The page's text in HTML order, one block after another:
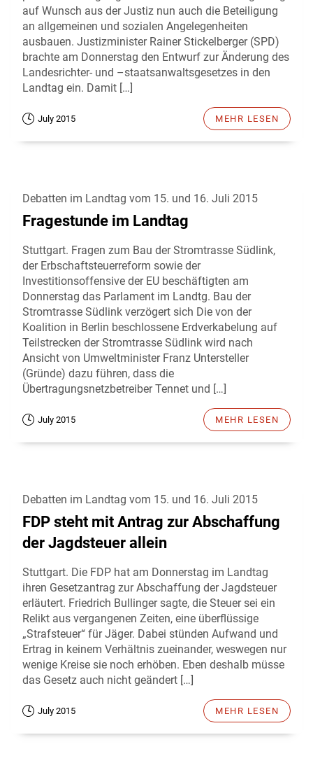
auf Wunsch aus der Justiz nun auch die Beteiligung
an allgemeinen und sozialen Angelegenheiten
ausbauen. Justizminister Rainer Stickelberger (SPD)
brachte am Donnerstag den Entwurf zur Änderung des
Landesrichter- und –staatsanwaltsgesetzes in den
Landtag ein. Damit […]
July 2015 MEHR LESEN
Debatten im Landtag vom 15. und 16. Juli 2015
Fragestunde im Landtag
Stuttgart. Fragen zum Bau der Stromtrasse Südlink,
der Erbschaftsteuerreform sowie der
Investitionsoffensive der EU beschäftigten am
Donnerstag das Parlament im Landtg. Bau der
Stromtrasse Südlink verzögert sich Die von der
Koalition in Berlin beschlossene Erdverkabelung auf
Teilstrecken der Stromtrasse Südlink wird nach
Ansicht von Umweltminister Franz Untersteller
(Gründe) dazu führen, dass die
Übertragungsnetzbetreiber Tennet und […]
July 2015 MEHR LESEN
Debatten im Landtag vom 15. und 16. Juli 2015
FDP steht mit Antrag zur Abschaffung
der Jagdsteuer allein
Stuttgart. Die FDP hat am Donnerstag im Landtag
ihren Gesetzantrag zur Abschaffung der Jagdsteuer
erläutert. Friedrich Bullinger sagte, die Steuer sei ein
Relikt aus vergangenen Zeiten, eine überflüssige
„Strafsteuer“ für Jäger. Dabei stünden Aufwand und
Ertrag in keinem Verhältnis zueinander, weswegen nur
wenige Kreise sie noch erhöben. Eben deshalb müsse
das Gesetz auch nicht geändert […]
July 2015 MEHR LESEN